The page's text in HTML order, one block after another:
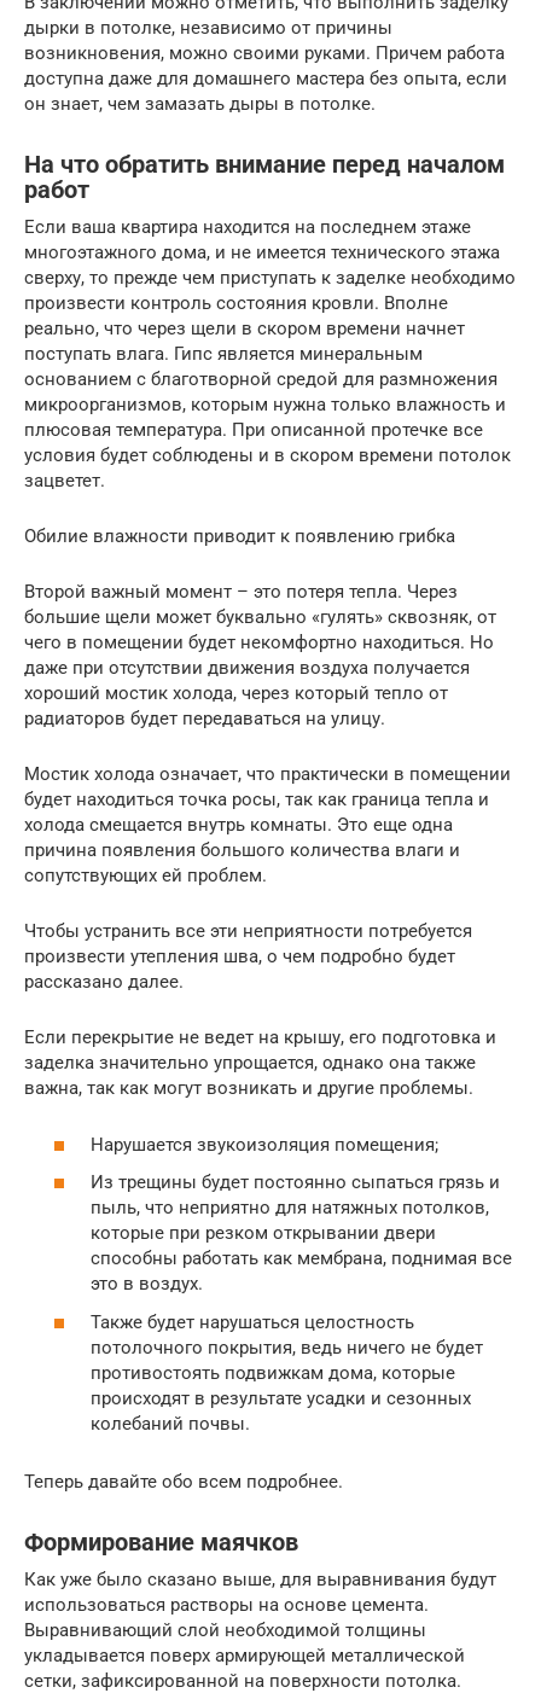
дырки в потолке, независимо от причины
возникновения, можно своими руками. Причем работа
доступна даже для домашнего мастера без опыта, если
он знает, чем замазать дыры в потолке.
На что обратить внимание перед началом
работ
Если ваша квартира находится на последнем этаже
многоэтажного дома, и не имеется технического этажа
сверху, то прежде чем приступать к заделке необходимо
произвести контроль состояния кровли. Вполне
реально, что через щели в скором времени начнет
поступать влага. Гипс является минеральным
основанием с благотворной средой для размножения
микроорганизмов, которым нужна только влажность и
плюсовая температура. При описанной протечке все
условия будет соблюдены и в скором времени потолок
зацветет.
Обилие влажности приводит к появлению грибка
Второй важный момент – это потеря тепла. Через
большие щели может буквально «гулять» сквозняк, от
чего в помещении будет некомфортно находиться. Но
даже при отсутствии движения воздуха получается
хороший мостик холода, через который тепло от
радиаторов будет передаваться на улицу.
Мостик холода означает, что практически в помещении
будет находиться точка росы, так как граница тепла и
холода смещается внутрь комнаты. Это еще одна
причина появления большого количества влаги и
сопутствующих ей проблем.
Чтобы устранить все эти неприятности потребуется
произвести утепления шва, о чем подробно будет
рассказано далее.
Если перекрытие не ведет на крышу, его подготовка и
заделка значительно упрощается, однако она также
важна, так как могут возникать и другие проблемы.
Нарушается звукоизоляция помещения;
Из трещины будет постоянно сыпаться грязь и
пыль, что неприятно для натяжных потолков,
которые при резком открывании двери
способны работать как мембрана, поднимая все
это в воздух.
Также будет нарушаться целостность
потолочного покрытия, ведь ничего не будет
противостоять подвижкам дома, которые
происходят в результате усадки и сезонных
колебаний почвы.
Теперь давайте обо всем подробнее.
Формирование маячков
Как уже было сказано выше, для выравнивания будут
использоваться растворы на основе цемента.
Выравнивающий слой необходимой толщины
укладывается поверх армирующей металлической
сетки, зафиксированной на поверхности потолка.